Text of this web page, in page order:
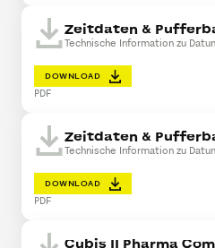
Zeitdaten &
Technische Information zu
DOWNLOAD
PDF
Zeitdaten &
Technische Information zu
DOWNLOAD
PDF